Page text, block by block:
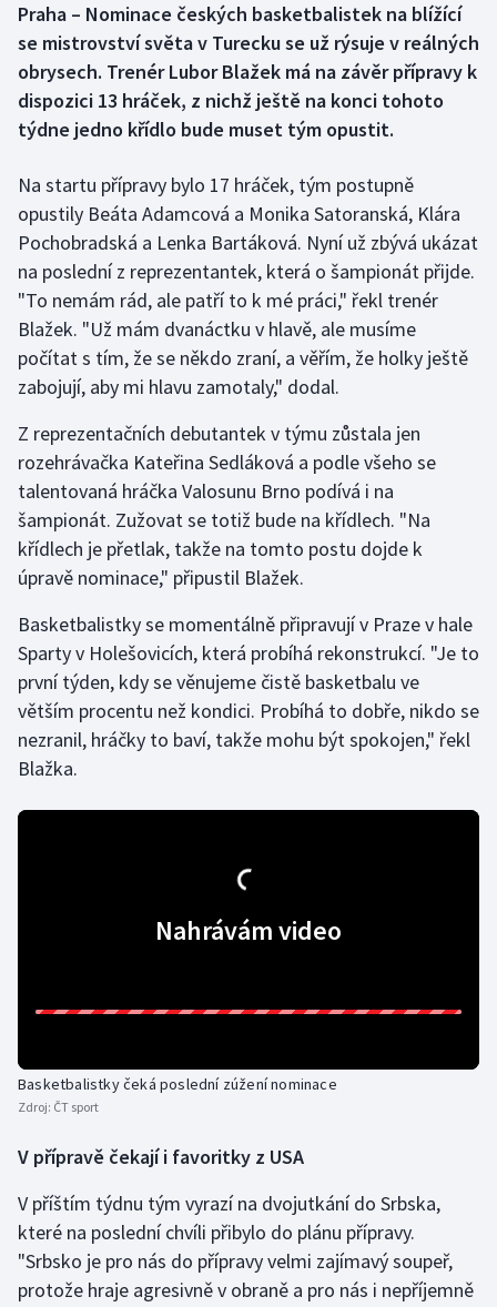
Box
Curling
Florbal
Golf
Gymnastika
Jezdectví
Judo
Krasobruslení
Lezení
Lyže a snowboard
Moderní pětiboj
Rychlobruslení
Rychlostní kanoistika
Short track
Sportovní střelba
Praha – Nominace českých basketbalistek na blížící
se mistrovství světa v Turecku se už rýsuje v reálných
obrysech. Trenér Lubor Blažek má na závěr přípravy k
dispozici 13 hráček, z nichž ještě na konci tohoto
týdne jedno křídlo bude muset tým opustit.
Na startu přípravy bylo 17 hráček, tým postupně
opustily Beáta Adamcová a Monika Satoranská, Klára
Pochobradská a Lenka Bartáková. Nyní už zbývá ukázat
na poslední z reprezentantek, která o šampionát přijde.
"To nemám rád, ale patří to k mé práci," řekl trenér
Blažek. "Už mám dvanáctku v hlavě, ale musíme
počítat s tím, že se někdo zraní, a věřím, že holky ještě
zabojují, aby mi hlavu zamotaly," dodal.
Z reprezentačních debutantek v týmu zůstala jen
rozehrávačka Kateřina Sedláková a podle všeho se
talentovaná hráčka Valosunu Brno podívá i na
šampionát. Zužovat se totiž bude na křídlech. "Na
křídlech je přetlak, takže na tomto postu dojde k
úpravě nominace," připustil Blažek.
Basketbalistky se momentálně připravují v Praze v hale
Sparty v Holešovicích, která probíhá rekonstrukcí. "Je to
první týden, kdy se věnujeme čistě basketbalu ve
větším procentu než kondici. Probíhá to dobře, nikdo se
nezranil, hráčky to baví, takže mohu být spokojen," řekl
Blažka.
Nahrávám video
Basketbalistky čeká poslední zúžení nominace
Zdroj: ČT sport
V přípravě čekají i favoritky z USA
V příštím týdnu tým vyrazí na dvojutkání do Srbska,
které na poslední chvíli přibylo do plánu přípravy.
"Srbsko je pro nás do přípravy velmi zajímavý soupeř,
protože hraje agresivně v obraně a pro nás i nepříjemně